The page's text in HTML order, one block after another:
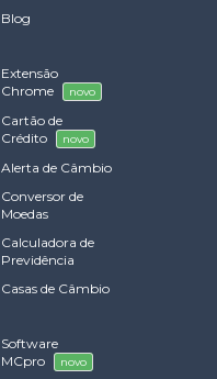
Blog
Extensão
Chrome
novo
Cartão de
Crédito
novo
Alerta de Câmbio
Conversor de
Moedas
Calculadora de
Previdência
Casas de Câmbio
Software
MCpro
novo